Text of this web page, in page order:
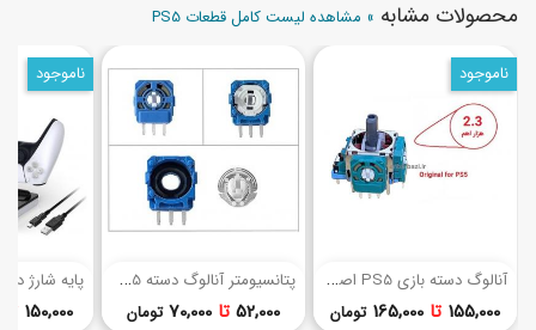
محصولات مشابه » مشاهده لیست کامل قطعات PS5
آ
نالوگ دسته بازی PS5 اصلی
قیمت 155,000 تا 165,000 تومان
ناموجود
پ
تانسیومتر آنالوگ دسته PS5 (اصل)
قیمت 52,000 تا 70,000 تومان 150,000
ناموجود